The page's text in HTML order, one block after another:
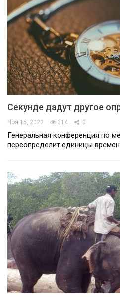
Секунде дадут другое
Ноя 15, 2022 314 0
Генеральная конференция по
переопределит единицы